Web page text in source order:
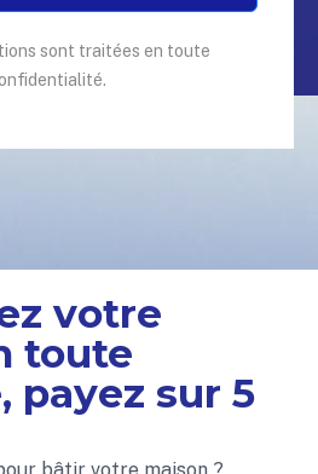
sont traitées en toute
votre
toute
payez sur 5
bâtir votre maison ?